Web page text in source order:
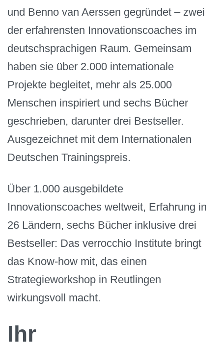
und Benno van Aerssen gegründet – zwei
der erfahrensten Innovationscoaches im
deutschsprachigen Raum. Gemeinsam
haben sie über 2.000 internationale
Projekte begleitet, mehr als 25.000
Menschen inspiriert und sechs Bücher
geschrieben, darunter drei Bestseller.
Ausgezeichnet mit dem Internationalen
Deutschen Trainingspreis.
Über 1.000 ausgebildete
Innovationscoaches weltweit, Erfahrung in
26 Ländern, sechs Bücher inklusive drei
Bestseller: Das verrocchio Institute bringt
das Know-how mit, das einen
Strategieworkshop in Reutlingen
wirkungsvoll macht.
Ihr